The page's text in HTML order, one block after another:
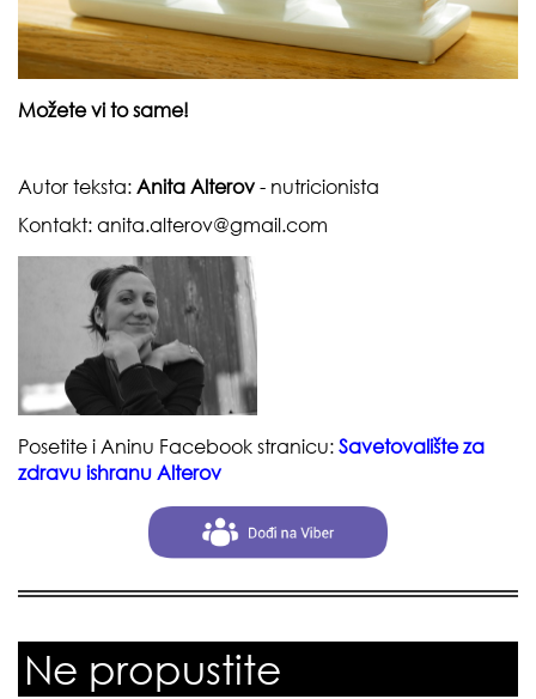
Možete vi to same!
Autor teksta: Anita Alterov - nutricionista
Kontakt: anita.alterov@gmail.com
Posetite i Aninu Facebook stranicu: Savetovalište za
zdravu ishranu Alterov
Ne propustite